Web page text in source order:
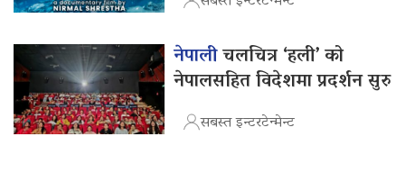
नेपालीचलचित्र ‘हली’ को
नेपालसहित विदेशमा प्रदर्शन सुरु
सबस्त इन्टरटेन्मेन्ट